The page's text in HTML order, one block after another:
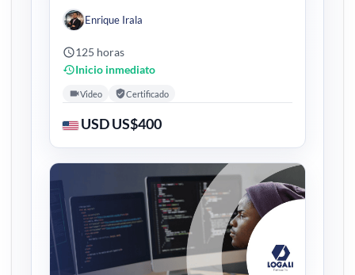
Enrique Irala
125 horas
Inicio inmediato
Video Certificado
USD US$400